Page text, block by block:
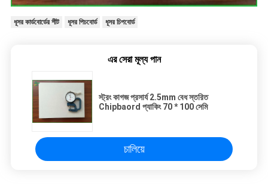
ধূসর কার্ডবোর্ডের শীট ধূসর পিচবোর্ড ধূসর চিপবোর্ড
এর সেরা মূল্য পান
স্ট্রং কাগজ প্রসার্য 2.5mm বেধ স্তরিত
Chipbaord প্যাকিং 70 * 100 সেমি
চালিয়ে